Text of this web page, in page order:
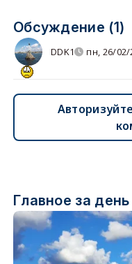
Обсуждение (1)
DDK1 пн, 26/02/
Главное за день